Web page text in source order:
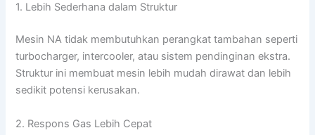
1. Lebih Sederhana dalam Struktur
Mesin NA tidak membutuhkan perangkat tambahan seperti
turbocharger, intercooler, atau sistem pendinginan ekstra.
Struktur ini membuat mesin lebih mudah dirawat dan lebih
sedikit potensi kerusakan.
2. Respons Gas Lebih Cepat